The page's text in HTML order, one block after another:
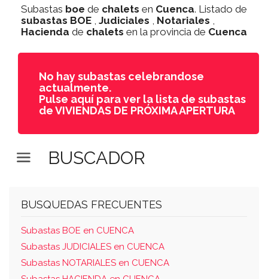
Subastas boe de chalets en Cuenca. Listado de
subastas BOE , Judiciales , Notariales ,
Hacienda de chalets en la provincia de Cuenca
No hay subastas celebrandose
actualmente.
Pulse aquí para ver la lista de subastas
de VIVIENDAS DE PRÓXIMA APERTURA
BUSCADOR
BUSQUEDAS FRECUENTES
Subastas BOE en CUENCA
Subastas JUDICIALES en CUENCA
Subastas NOTARIALES en CUENCA